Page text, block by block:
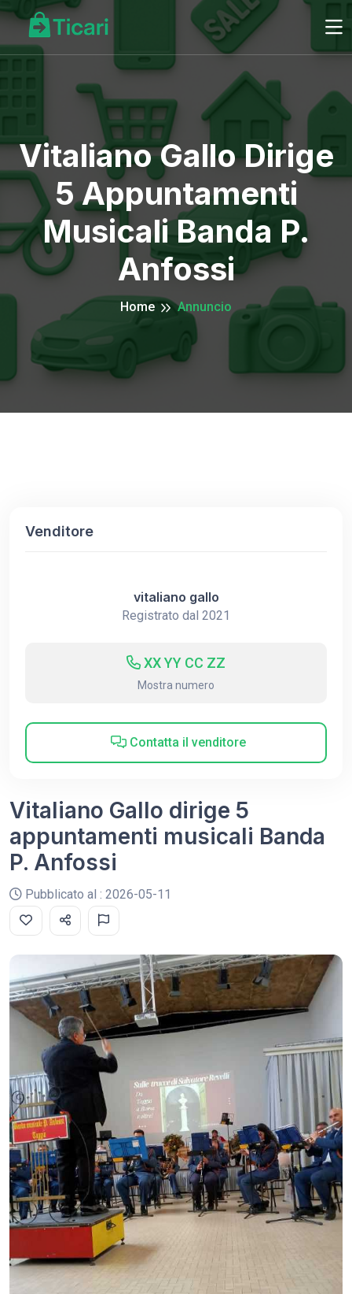
Vitaliano Gallo Dirige
5 Appuntamenti
Musicali Banda P.
Anfossi
Home Annuncio
Venditore
vitaliano gallo
Registrato dal 2021
XX YY CC ZZ
Mostra numero
Contatta il venditore
Vitaliano Gallo dirige 5
appuntamenti musicali Banda
P. Anfossi
Pubblicato al : 2026-05-11